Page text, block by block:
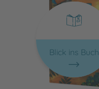
Blick ins Buch